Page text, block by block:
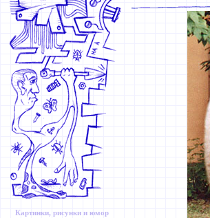
Картинки, рисунки и юмор